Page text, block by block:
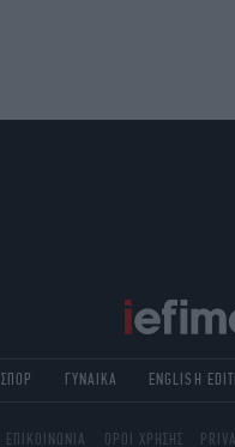
ΣΠΟΡ ΓΥΝΑΙΚΑ ENGLISH
ΕΠΙΚΟΙΝΩΝΙΑ ΟΡΟΙ ΧΡΗΣΗΣ